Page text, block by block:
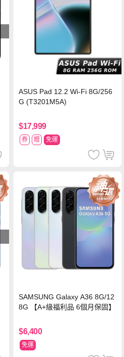
ASUS Pad 12.2 Wi-Fi 8G/256
G (T3201M5A)
$17,999
券 贈 免運
SAMSUNG Galaxy A36 8G/12
8G 【A+級福利品 6個月保固】
$6,400
免運